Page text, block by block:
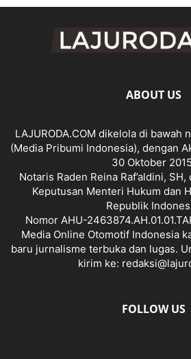
ABOUT US
LAJURODA.COM dikelola di bawah
(Media Pribumi Indonesia), dengan
30 Oktober
Notaris Raden Reina Raf’aldini,
Keputusan Menteri Hukum dan
Republik
Nomor AHU-
Media Online Otomotif Indonesia
baru jurnalisme terbuka dan lugas.
kirim ke:
FOLLOW US